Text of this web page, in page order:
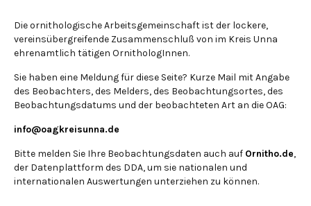
Die ornithologische Arbeitsgemeinschaft ist der lockere,
vereinsübergreifende Zusammenschluß von im Kreis Unna
ehrenamtlich tätigen OrnithologInnen.
Sie haben eine Meldung für diese Seite? Kurze Mail mit Angabe
des Beobachters, des Melders, des Beobachtungsortes, des
Beobachtungsdatums und der beobachteten Art an die OAG:
info@oagkreisunna.de
Bitte melden Sie Ihre Beobachtungsdaten auch auf Ornitho.de,
der Datenplattform des DDA, um sie nationalen und
internationalen Auswertungen unterziehen zu können.